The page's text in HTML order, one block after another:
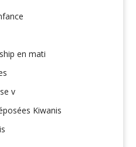
en mati
v
Kiwanis